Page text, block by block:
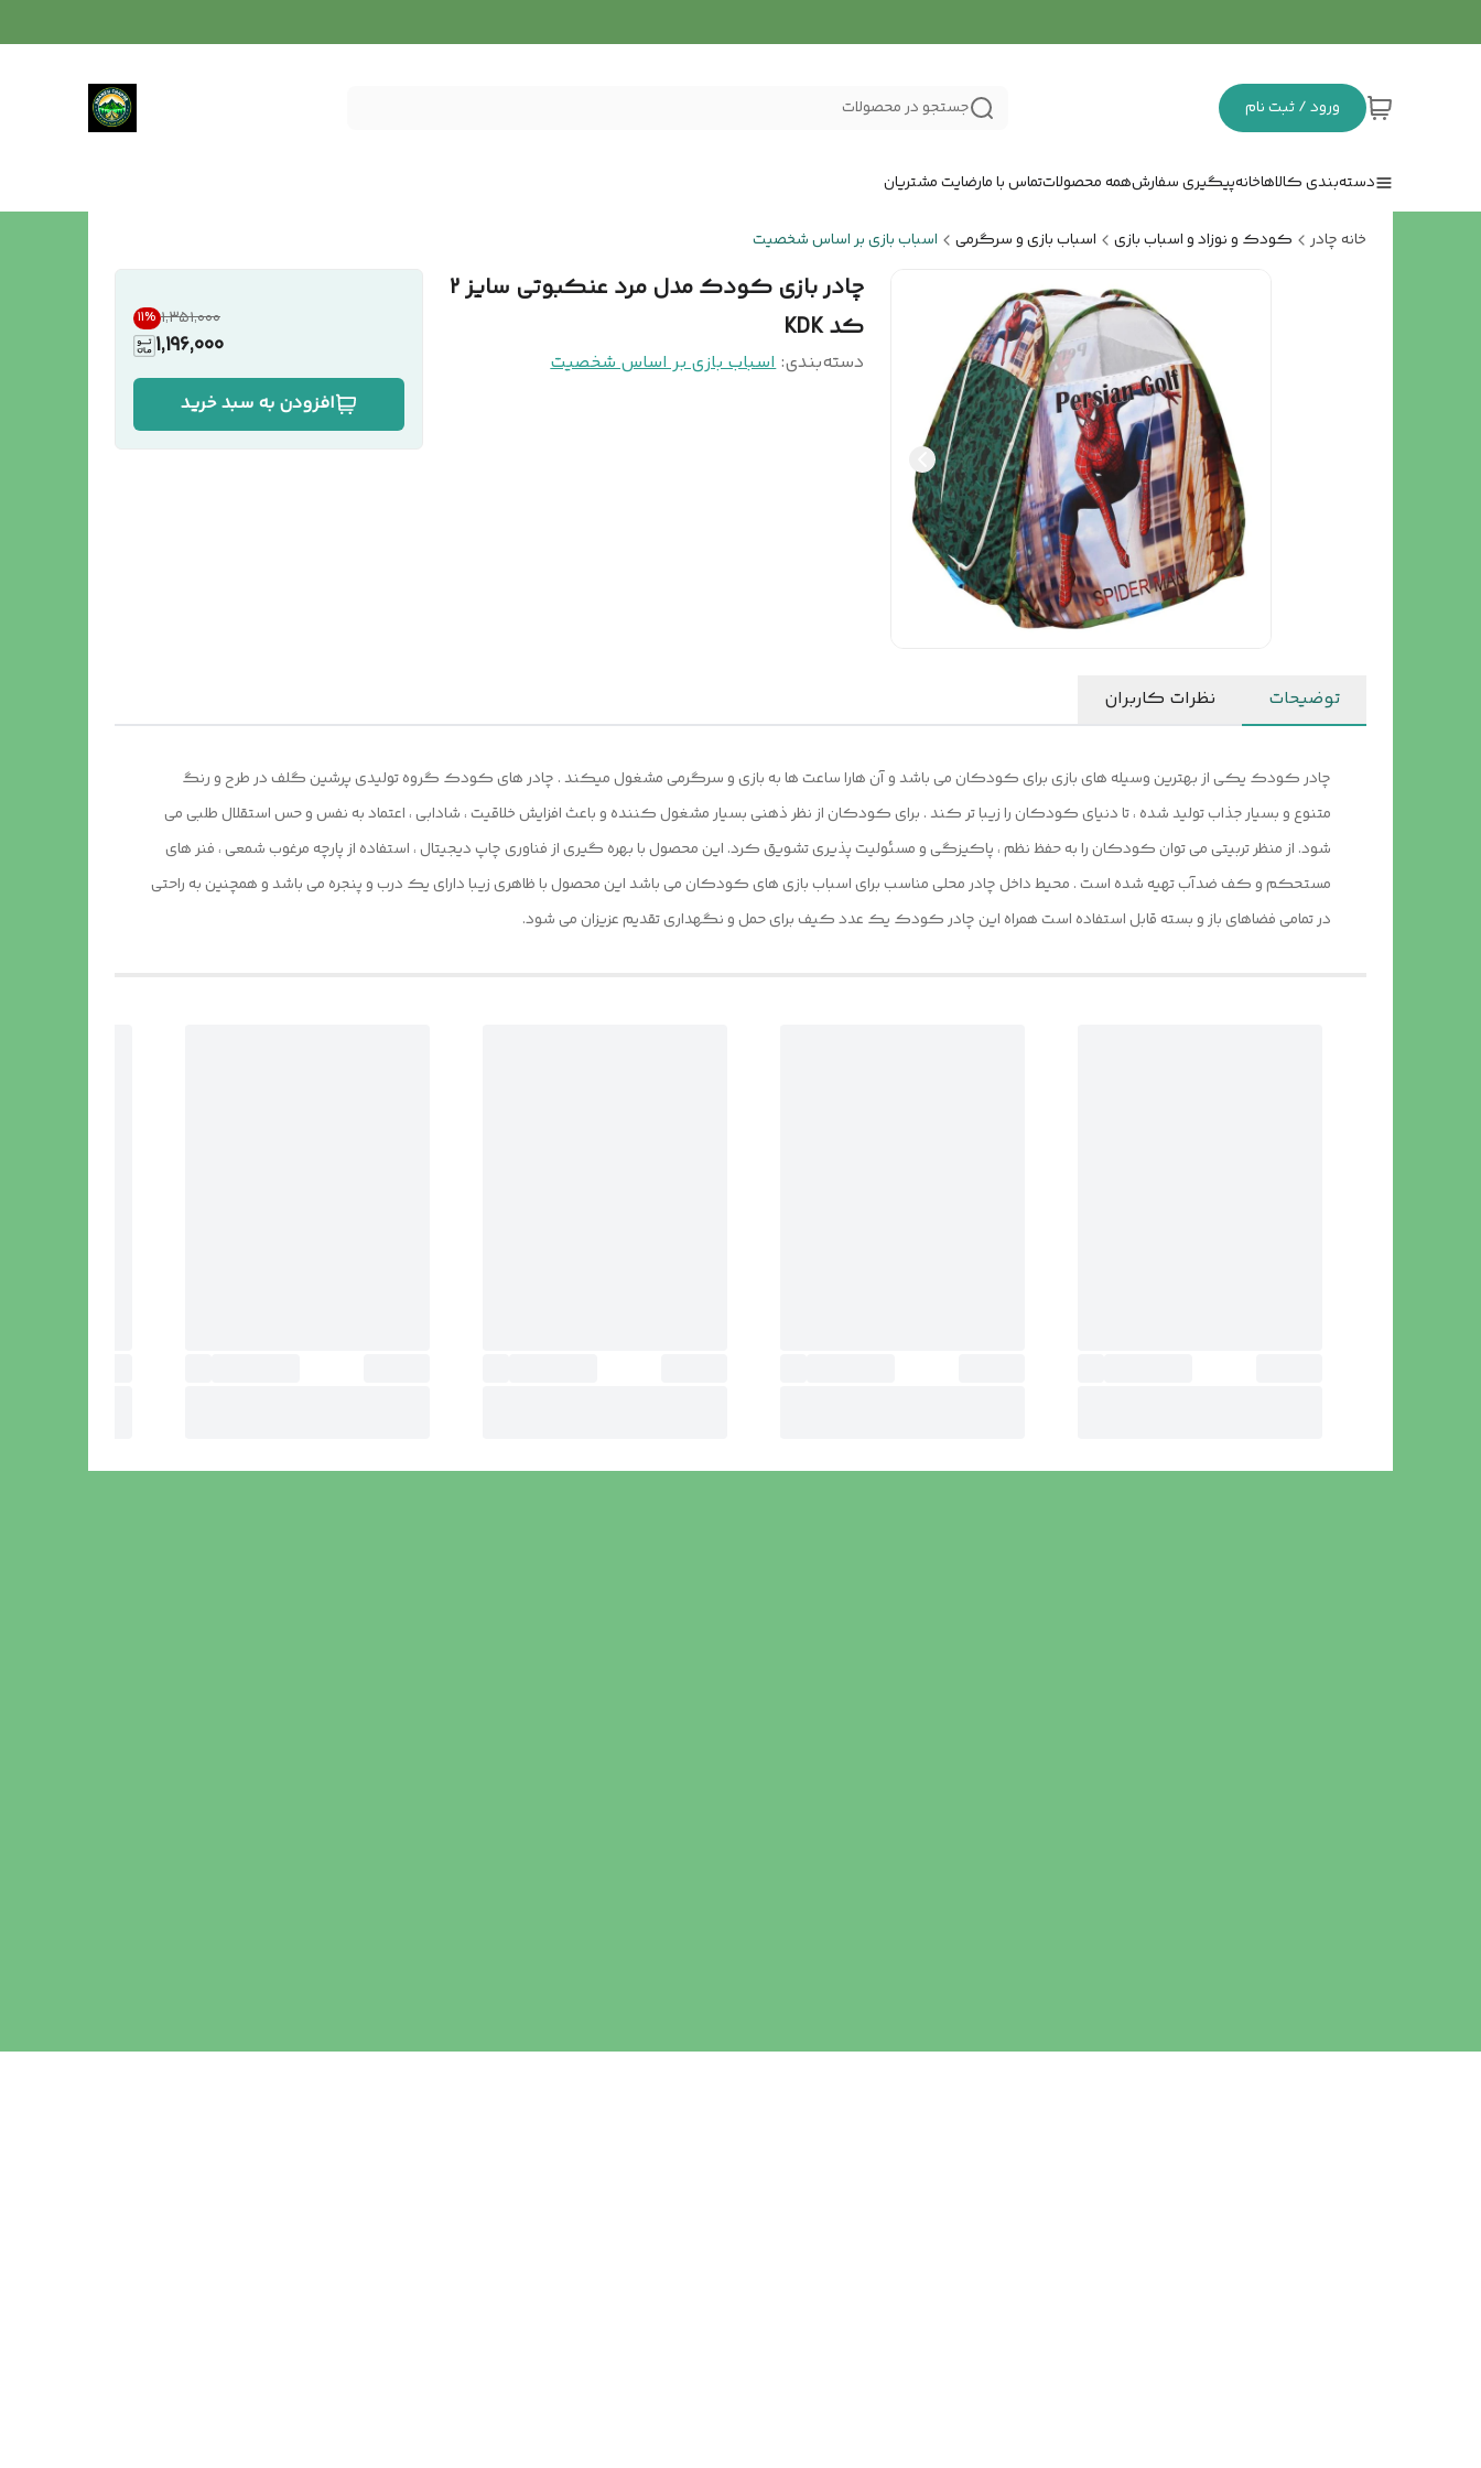
ورود / ثبت نام جستجو در محصولات
دسته‌بندی کالاهاخانهپیگیری سفارشهمه محصولاتتماس با مارضایت مشتریان
خانه چادر کودک و نوزاد و اسباب بازی اسباب بازی و سرگرمی اسباب بازی بر اساس شخصیت
چادر بازی کودک مدل مرد عنکبوتی سایز 2
کد KDK
دسته‌بندی:اسباب بازی بر اساس شخصیت
۱٬۳۵۱٬۰۰۰ 11%
1,196,000
افزودن به سبد خرید
توضیحات نظرات کاربران
چادر کودک یکی از بهترین وسیله های بازی برای کودکان می باشد و آن هارا ساعت ها به بازی و سرگرمی مشغول میکند . چادر های کودک گروه تولیدی پرشین گلف در طرح و رنگ
متنوع و بسیار جذاب تولید شده ، تا دنیای کودکان را زیبا تر کند . برای کودکان از نظر ذهنی بسیار مشغول کننده و باعث افزایش خلاقیت ، شادابی ، اعتماد به نفس و حس استقلال طلبی می
شود. از منظر تربیتی می توان کودکان را به حفظ نظم ، پاکیزگی و مسئولیت پذیری تشویق کرد. این محصول با بهره گیری از فناوری چاپ دیجیتال ، استفاده از پارچه مرغوب شمعی ، فنر های
مستحکم و کف ضدآب تهیه شده است . محیط داخل چادر محلی مناسب برای اسباب بازی های کودکان می باشد این محصول با ظاهری زیبا دارای یک درب و پنجره می باشد و همچنین به راحتی
در تمامی فضاهای باز و بسته قابل استفاده است همراه این چادر کودک یک عدد کیف برای حمل و نگهداری تقدیم عزیزان می شود.